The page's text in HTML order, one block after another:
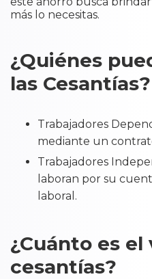
más lo necesitas.
¿Quiénes
las Cesantías?
Trabajadores
mediante un
Trabajadores
laboran por su
laboral.
¿Cuánto es el
cesantías?